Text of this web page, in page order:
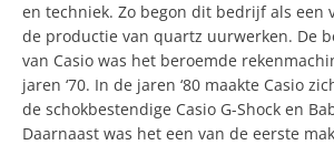
en techniek. Zo begon dit bedrijf als een
de productie van quartz uurwerken. De
van Casio was het beroemde
jaren ‘70. In de jaren ‘80 maakte Casio
de schokbestendige Casio G-Shock en
Daarnaast was het een van de eerste